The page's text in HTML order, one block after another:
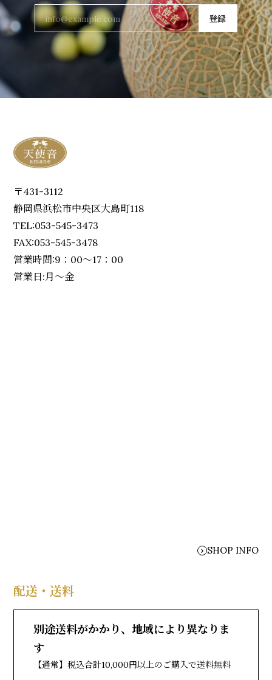
登録
〒431-3112
静岡県浜松市中央区大島町118
TEL:053-545-3473
FAX:053-545-3478
営業時間:9：00～17：00
営業日:月～金
SHOP INFO
配送・送料
別途送料がかかり、地域により異なりま
す
【通常】税込合計10,000円以上のご購入で送料無料